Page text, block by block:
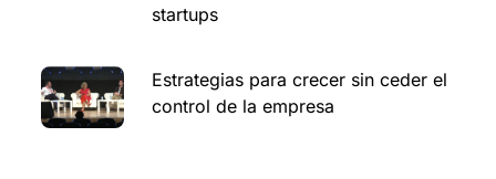
startups
Estrategias para crecer sin ceder el
control de la empresa